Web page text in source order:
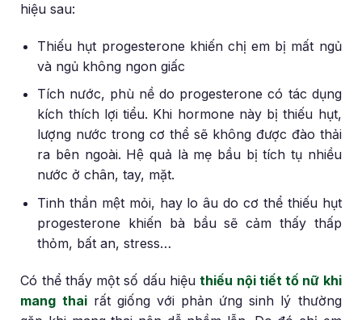
hiệu sau:
Thiếu hụt progesterone khiến chị em bị mất ngủ
và ngủ không ngon giấc
Tích nước, phù nề do progesterone có tác dụng
kích thích lợi tiểu. Khi hormone này bị thiếu hụt,
lượng nước trong cơ thể sẽ không được đào thải
ra bên ngoài. Hệ quả là mẹ bầu bị tích tụ nhiều
nước ở chân, tay, mặt.
Tinh thần mệt mỏi, hay lo âu do cơ thể thiếu hụt
progesterone khiến bà bầu sẽ cảm thấy thấp
thỏm, bất an, stress…
Có thể thấy một số dấu hiệuthiếu nội tiết tố nữ khi
mang thairất giống với phản ứng sinh lý thường